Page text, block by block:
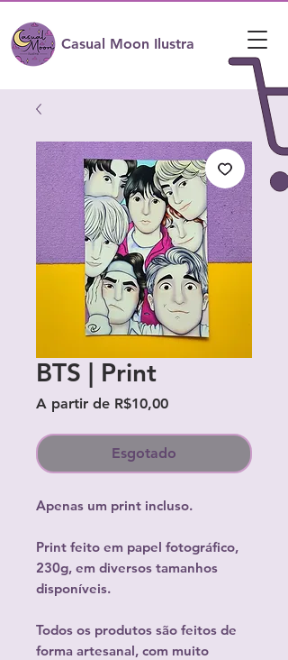
Casual Moon Ilustra
BTS | Print
A partir de R$10,00Preço
Esgotado
Apenas um print incluso.
Print feito em papel fotográfico,
230g, em diversos tamanhos
disponíveis.
Todos os produtos são feitos de
forma artesanal, com muito